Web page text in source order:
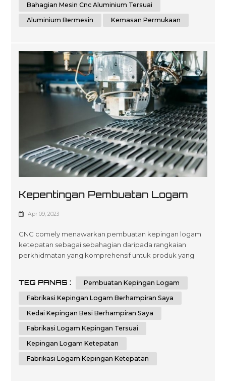
pelanggan yang mencari pelbagai hasil yang
dioptimumkan tidak kira saiz skala atau kerumitan yang
Bahagian Mesin Cnc Aluminium Tersuai
Aluminium Bermesin
Kemasan Permukaan
Kepentingan Pembuatan Logam
Lembaran Ketepatan
Apr 09, 2023
CNC comely menawarkan pembuatan kepingan logam
ketepatan sebagai sebahagian daripada rangkaian
perkhidmatan yang komprehensif untuk produk yang
berkualiti dengan teknologi canggih, memastikan tahap
ketepatan tertinggi dalam setiap projek yang anda
TEG PANAS :
Pembuatan Kepingan Logam
Fabrikasi Kepingan Logam Berhampiran Saya
Kedai Kepingan Besi Berhampiran Saya
Fabrikasi Logam Kepingan Tersuai
Kepingan Logam Ketepatan
Fabrikasi Logam Kepingan Ketepatan